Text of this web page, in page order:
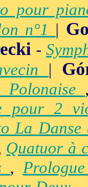
pour
n°1 |
-
|
Polonaise
pour 2
La
Quatuor à
,